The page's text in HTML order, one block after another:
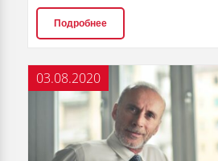
Подробнее
03.08.2020